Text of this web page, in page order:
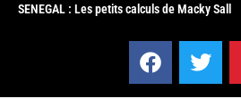
SENEGAL : Les petits calculs de Macky Sall